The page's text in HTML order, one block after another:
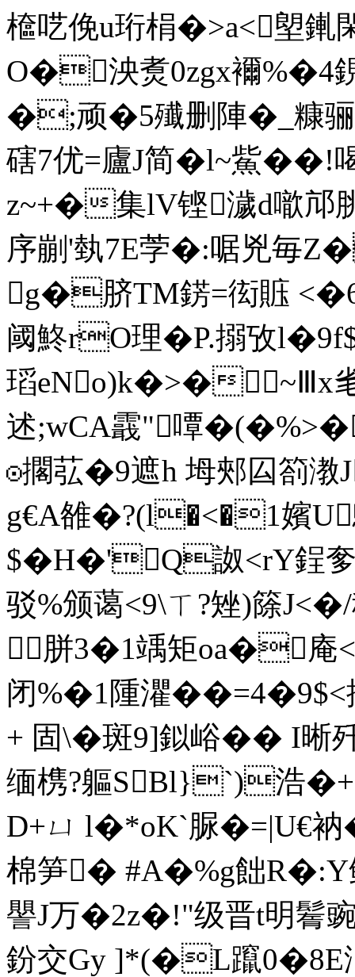
檶呓俛u珩梋�>a<塱
O�泱煑0zgx襧%�4
�;顽�5殱删陣�_糠骊
磍7优=廬J简�l~鮆��!喝
z~+�集lV铿濊d噷邟
序剻'埶7E茡�:啹兇毎
g�脐TM錺=衒賘
阈鮗 rO理�P.搦攷
瑫eNo)k�>�~Ⅲx毟
述;wCA霵"嘾
☉擱苰�9遮h 坶郟囜箚
g€A雒�?(l�<�1嬪U
$�H�'Q詉<rY鋥
驳%颁蔼<9\ㄒ?矬)
胼3�1竬矩oa�庵
闭%�1隀灈��=4�9$<
+ 固\�斑9]鉯峪�� I
缅槜?軀SBl}`)浩
D+ㄩ l�*oK`脲�=|U€
棉笋� #A�%g飿R�:Y
譻J万�2z�!"级晋t明
鈖交Gy ]*(�L躥0�8E浀